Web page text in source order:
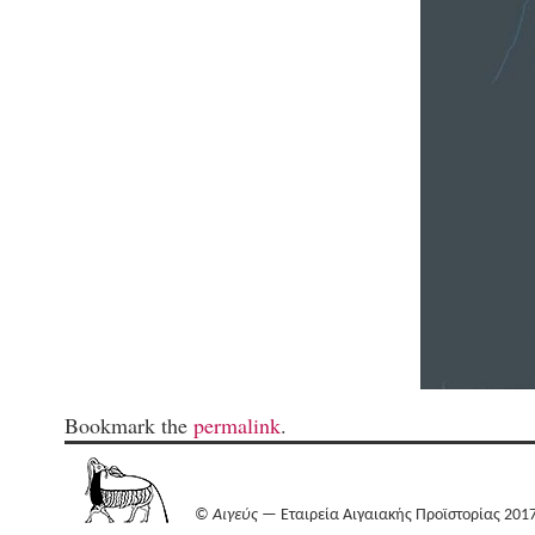
Bookmark the permalink.
©Αιγεύς— Εταιρεία Αιγαιακής Προϊστορίας